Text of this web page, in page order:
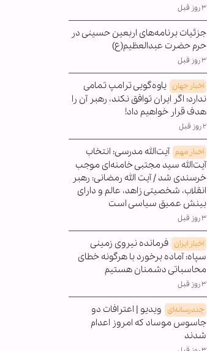
۳ روز قبل
جزئیات برنامه‌های اربعین حسینی در
حرم حضرت عبدالعظیم(ع)
۳ روز قبل
اخبار جهان یاوه‌گویی ترامپ تمامی
ندارد؛ اگر ایران توافق نکند، رهبر آن را
هدف قرار خواهیم داد!
۲ روز قبل
اخبار مهم آیت‌الله مدرسی: انتخاب
آیت‌الله سید مجتبی خامنه‌ای موجب
خرسندی شد / آیت الله رمضانی: رهبر
انقلاب، شخصیتی زاهد، عالم و دارای
بینش عمیق سیاسی است
۳ روز قبل
اخبار ایران فرمانده نیروی زمینی
سپاه: آماده برخورد با هرگونه خطای
محاسباتی دشمنان هستیم
۳ روز قبل
چندرسانه‌ای ویدیو | اعترافات دو
جاسوس موساد که امروز اعدام
شدند